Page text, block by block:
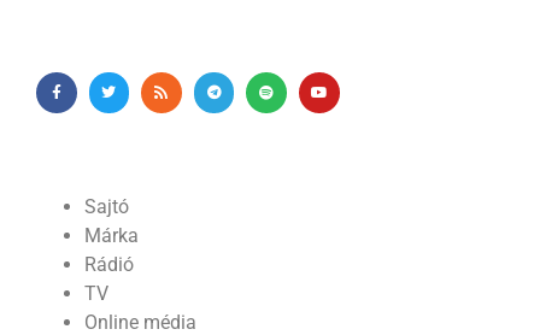
Sajtó
Márka
Rádió
TV
Online média